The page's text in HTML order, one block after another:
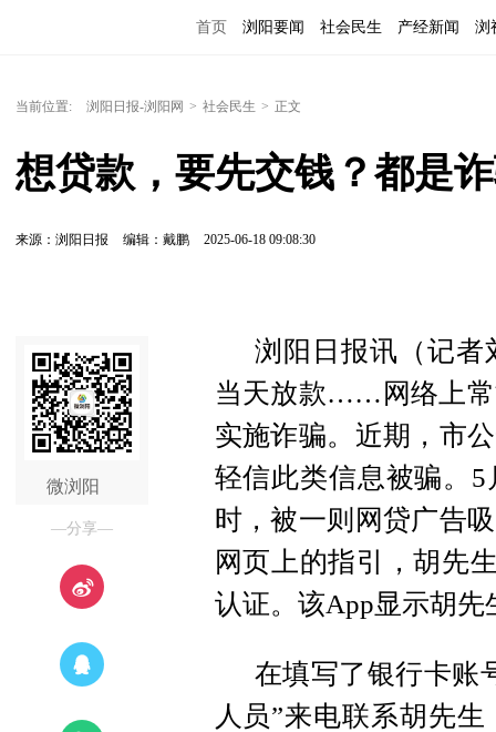
首页 浏阳要闻 社会民生 产经新闻 浏
当前位置: 浏阳日报-浏阳网 > 社会民生 > 正文
想贷款，要先交钱？都是
来源：浏阳日报 编辑：戴鹏 2025-06-18 09:08:30
微浏阳
—分享—
浏阳日报讯（记者
当天放款……网络上常
实施诈骗。近期，市
轻信此类信息被骗。
时，被一则网贷广告
网页上的指引，胡先
认证。该App显示胡
在填写了银行卡账
人员”来电联系胡先